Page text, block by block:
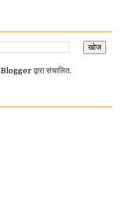
Blogger द्वारा संचालित.